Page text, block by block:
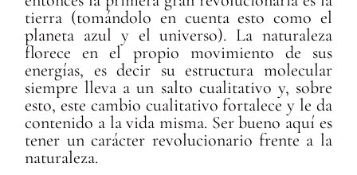
tierra (tomándolo en cuenta esto como el
planeta azul y el universo). La naturaleza
florece en el propio movimiento de sus
energías, es decir su estructura molecular
siempre lleva a un salto cualitativo y, sobre
esto, este cambio cualitativo fortalece y le da
contenido a la vida misma. Ser bueno aquí es
tener un carácter revolucionario frente a la
naturaleza.